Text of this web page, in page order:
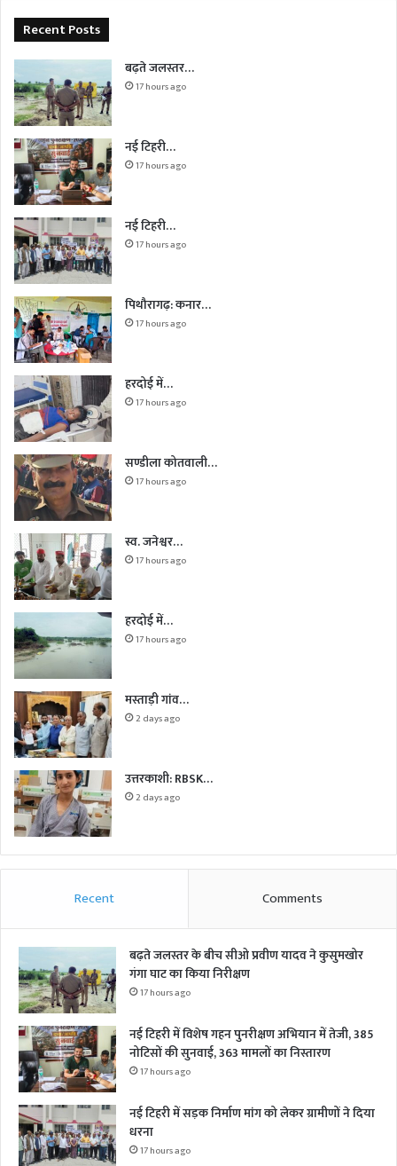
Recent Posts
बढ़ते जलस्तर…
17 hours ago
नई टिहरी…
17 hours ago
नई टिहरी…
17 hours ago
पिथौरागढ़: कनार…
17 hours ago
हरदोई में…
17 hours ago
सण्डीला कोतवाली…
17 hours ago
स्व. जनेश्वर…
17 hours ago
हरदोई में…
17 hours ago
मस्ताड़ी गांव…
2 days ago
उत्तरकाशी: RBSK…
2 days ago
Recent Comments
बढ़ते जलस्तर के बीच सीओ प्रवीण यादव ने कुसुमखोर
गंगा घाट का किया निरीक्षण
17 hours ago
नई टिहरी में विशेष गहन पुनरीक्षण अभियान में तेजी, 385
नोटिसों की सुनवाई, 363 मामलों का निस्तारण
17 hours ago
नई टिहरी में सड़क निर्माण मांग को लेकर ग्रामीणों ने दिया
धरना
17 hours ago